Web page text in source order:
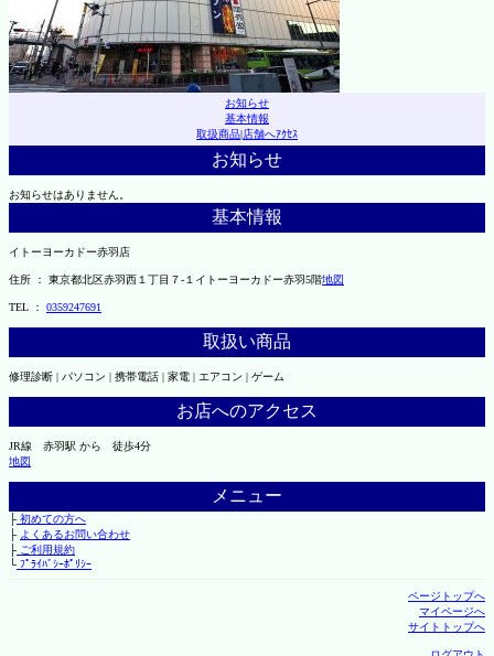
お知らせ
基本情報
取扱商品|店舗へｱｸｾｽ
お知らせ
お知らせはありません。
基本情報
イトーヨーカドー赤羽店
住所 ： 東京都北区赤羽西１丁目７-１イトーヨーカドー赤羽5階地図
TEL ： 0359247691
取扱い商品
修理診断 | パソコン | 携帯電話 | 家電 | エアコン | ゲーム
お店へのアクセス
JR線 赤羽駅 から 徒歩4分
地図
メニュー
├初めての方へ
├ よくあるお問い合わせ
├ご利用規約
└ﾌﾟﾗｲﾊﾞｼｰﾎﾟﾘｼｰ
ページトップへ
マイページへ
サイトトップへ